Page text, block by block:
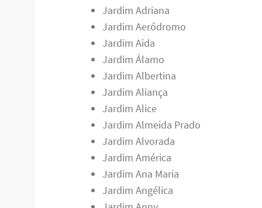
Jardim Adriana
Jardim Aeródromo
Jardim Aida
Jardim Álamo
Jardim Albertina
Jardim Aliança
Jardim Alice
Jardim Almeida Prado
Jardim Alvorada
Jardim América
Jardim Ana Maria
Jardim Angélica